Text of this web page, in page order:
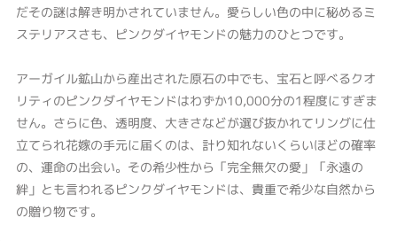
だその謎は解き明かされていません。愛らしい色の中に秘めるミ
ステリアスさも、ピンクダイヤモンドの魅力のひとつです。
アーガイル鉱山から産出された原石の中でも、宝石と呼べるクオ
リティのピンクダイヤモンドはわずか10,000分の1程度にすぎま
せん。さらに色、透明度、大きさなどが選び抜かれてリングに仕
立てられ花嫁の手元に届くのは、計り知れないくらいほどの確率
の、運命の出会い。その希少性から「完全無欠の愛」「永遠の
絆」とも言われるピンクダイヤモンドは、貴重で希少な自然から
の贈り物です。